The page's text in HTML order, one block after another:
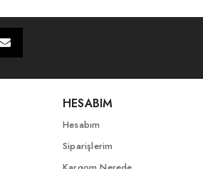
HESABIM
Hesabım
Siparişlerim